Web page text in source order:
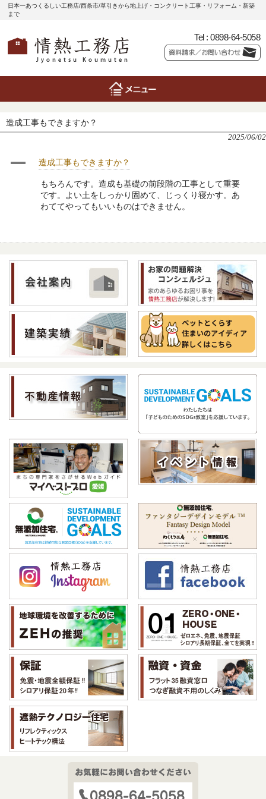
日本一あつくるしい工務店/西条市/草引きから地上げ・コンクリート工事・リフォーム・新築
まで
Tel : 0898-64-5058
造成工事もできますか？
2025/06/02
A 造成工事もできますか？
もちろんです。造成も基礎の前段階の工事として重要
です。よい土をしっかり固めて、じっくり寝かす。あ
わててやってもいいものはできません。